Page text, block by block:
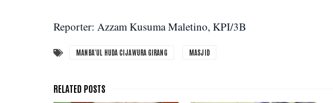
Reporter: Azzam Kusuma Maletino, KPI/3B
MANBA'UL HUDA CIJAWURA GIRANG MASJID